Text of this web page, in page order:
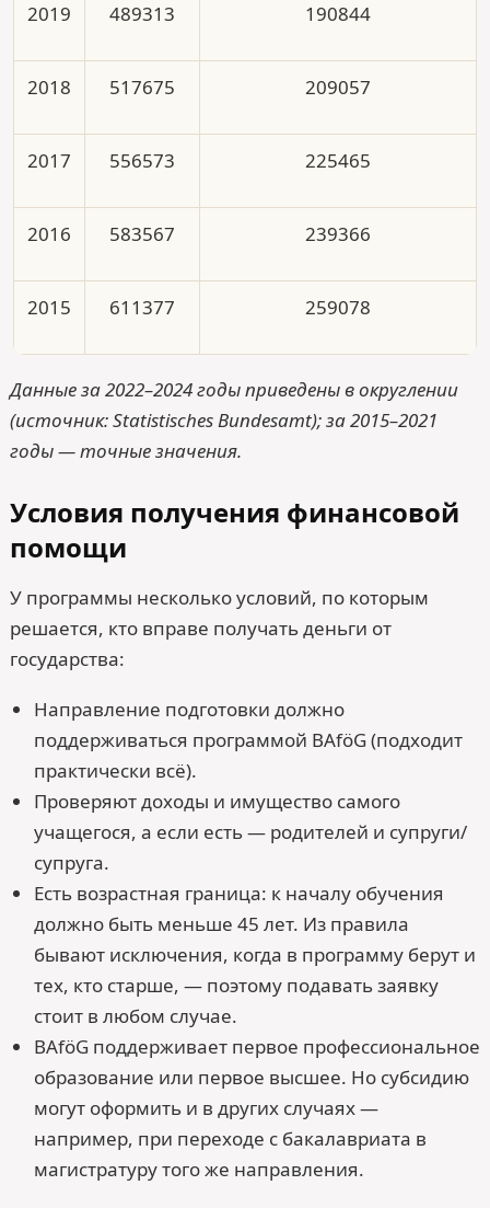
2019 489313 190844
2018 517675 209057
2017 556573 225465
2016 583567 239366
2015 611377 259078
Данные за 2022–2024 годы приведены в округлении
(источник: Statistisches Bundesamt); за 2015–2021
годы — точные значения.
Условия получения финансовой
помощи
У программы несколько условий, по которым
решается, кто вправе получать деньги от
государства:
Направление подготовки должно
поддерживаться программой BAföG (подходит
практически всё).
Проверяют доходы и имущество самого
учащегося, а если есть — родителей и супруги/
супруга.
Есть возрастная граница: к началу обучения
должно быть меньше 45 лет. Из правила
бывают исключения, когда в программу берут и
тех, кто старше, — поэтому подавать заявку
стоит в любом случае.
BAföG поддерживает первое профессиональное
образование или первое высшее. Но субсидию
могут оформить и в других случаях —
например, при переходе с бакалавриата в
магистратуру того же направления.